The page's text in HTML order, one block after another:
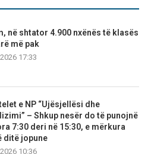
në shtator 4.900 nxënës të klasës
më pak
17:33
e NP “Ujësjellësi dhe
– Shkup nesër do të punojnë
7:30 deri në 15:30, e mërkura
ditë jopune
10:36